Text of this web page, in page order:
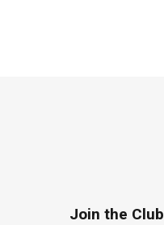
Join the Club